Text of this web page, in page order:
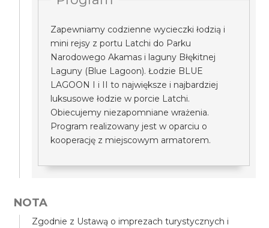
Zapewniamy codzienne wycieczki łodzią i
mini rejsy z portu Latchi do Parku
Narodowego Akamas i laguny Błękitnej
Laguny (Blue Lagoon). Łodzie BLUE
LAGOON I i II to największe i najbardziej
luksusowe łodzie w porcie Latchi.
Obiecujemy niezapomniane wrażenia.
Program realizowany jest w oparciu o
kooperację z miejscowym armatorem.
NOTA
Zgodnie z Ustawą o imprezach turystycznych i